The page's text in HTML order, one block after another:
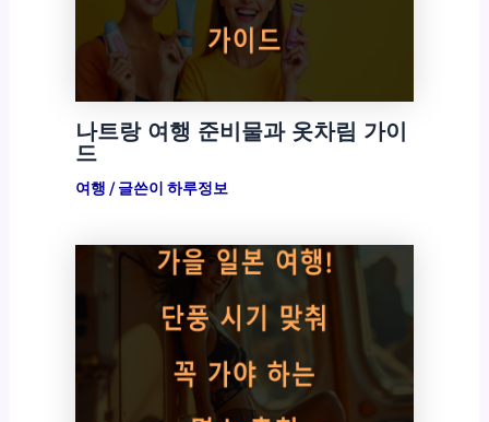
나트랑 여행 준비물과 옷차림 가이
드
여행 / 글쓴이 하루정보